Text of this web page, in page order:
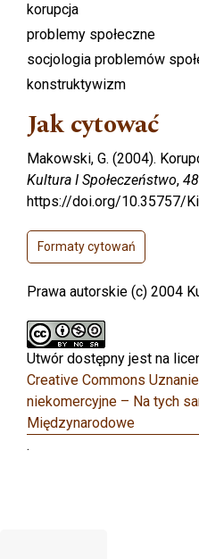
korupcja
problemy społeczne
socjologia problemów
konstruktywizm
Jak cytować
Makowski, G. (2004).
Kultura I Społeczeństwo, 48
https://doi.org/10.35757/
Formaty cytowań
Prawa autorskie (c) 2004
Utwór dostępny jest na
Creative Commons
niekomercyjne – Na tych
Międzynarodowe
.